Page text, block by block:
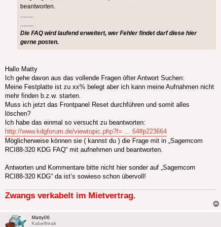
beantworten.
.........
.........
Die FAQ wird laufend erweitert, wer Fehler findet darf diese hier
gerne posten.
Hallo Matty
Ich gehe davon aus das vollende Fragen öfter Antwort Suchen:
Meine Festplatte ist zu xx% belegt aber ich kann meine Aufnahmen nicht
mehr finden b.z.w. starten.
Muss ich jetzt das Frontpanel Reset durchführen und somit alles
löschen?
Ich habe das einmal so versucht zu beantworten:
http://www.kdgforum.de/viewtopic.php?f= ... 64#p223664
Möglicherweise können sie ( kannst du ) die Frage mit in „Sagemcom
RCI88-320 KDG FAQ“ mit aufnehmen und beantworten.
Antworten und Kommentare bitte nicht hier sonder auf „Sagemcom
RCI88-320 KDG“ da ist’s sowieso schon übervoll!
Zwangs verkabelt im Mietvertrag.
Matty06
Kabelfreak